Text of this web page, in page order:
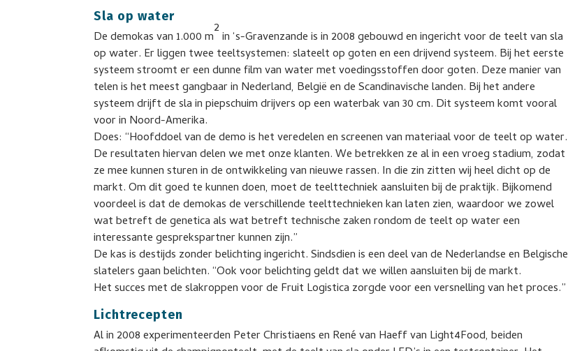
Sla op water
De demokas van 1.000 m2in ‘s-Gravenzande is in 2008 gebouwd en ingericht voor de teelt van sla
op water. Er liggen twee teeltsystemen: slateelt op goten en een drijvend systeem. Bij het eerste
systeem stroomt er een dunne film van water met voedingsstoffen door goten. Deze manier van
telen is het meest gangbaar in Nederland, België en de Scandinavische landen. Bij het andere
systeem drijft de sla in piepschuim drijvers op een waterbak van 30 cm. Dit systeem komt vooral
voor in Noord-Amerika.
Does: “Hoofddoel van de demo is het veredelen en screenen van materiaal voor de teelt op water.
De resultaten hiervan delen we met onze klanten. We betrekken ze al in een vroeg stadium, zodat
ze mee kunnen sturen in de ontwikkeling van nieuwe rassen. In die zin zitten wij heel dicht op de
markt. Om dit goed te kunnen doen, moet de teelttechniek aansluiten bij de praktijk. Bijkomend
voordeel is dat de demokas de verschillende teelttechnieken kan laten zien, waardoor we zowel
wat betreft de genetica als wat betreft technische zaken rondom de teelt op water een
interessante gesprekspartner kunnen zijn.”
De kas is destijds zonder belichting ingericht. Sindsdien is een deel van de Nederlandse en Belgische
slatelers gaan belichten. “Ook voor belichting geldt dat we willen aansluiten bij de markt.
Het succes met de slakroppen voor de Fruit Logistica zorgde voor een versnelling van het proces.”
Lichtrecepten
Al in 2008 experimenteerden Peter Christiaens en René van Haeff van Light4Food, beiden